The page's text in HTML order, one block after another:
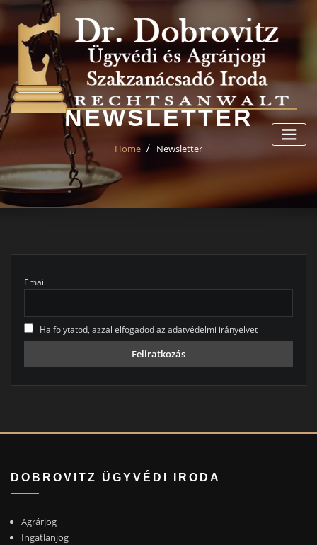
Skip
content
NEWSLETTER
Home Newsletter
Email
Ha folytatod, azzal elfogadod az adatvédelmi irányelvet
DOBROVITZ ÜGYVÉDI IRODA
Agrárjog
Ingatlanjog